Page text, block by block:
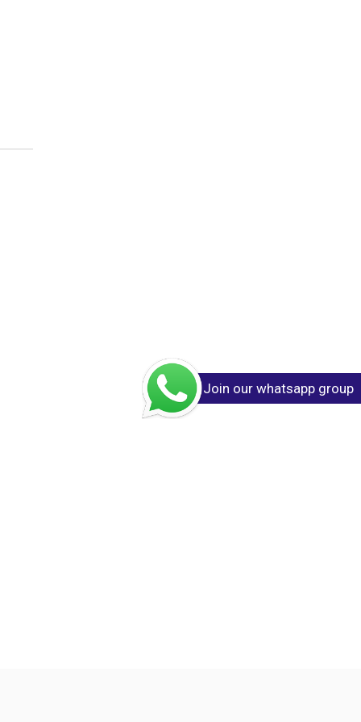
Join our whatsapp group